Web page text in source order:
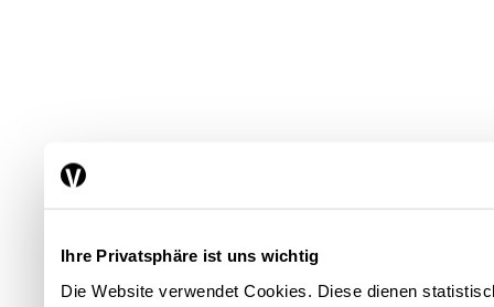
Ihre Privatsphäre ist uns wichtig
Die Website verwendet Cookies. Diese dienen